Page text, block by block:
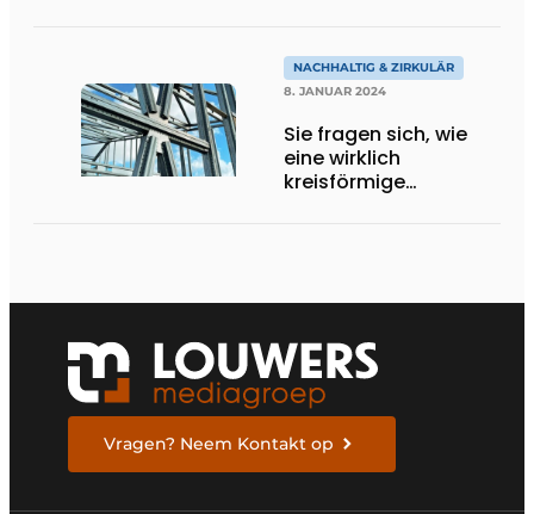
NACHHALTIG & ZIRKULÄR
8. JANUAR 2024
Sie fragen sich, wie
eine wirklich
kreisförmige
Vragen? Neem Kontakt op